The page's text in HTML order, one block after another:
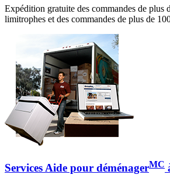
Expédition gratuite des commandes de plus
limitrophes et des commandes de plus de
Services Aide pour déménagerMC